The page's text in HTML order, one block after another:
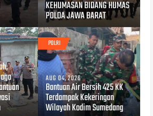
KEHUMASAN BIDANG HUMAS
POLDA JAWA BARAT
POLRI
AUG 04, 2026
Bantuan Air Bersih 425 KK
Terdampak Kekeringan
Wilayah Kodim Sumedang